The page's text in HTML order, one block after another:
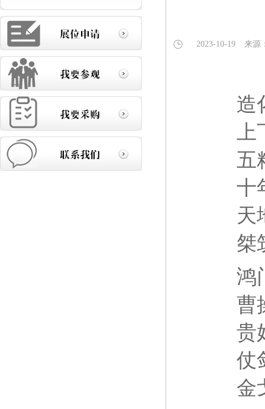
2023-10-19 来源
造
五
十
天
桀
鸿
曹
贵
仗
金